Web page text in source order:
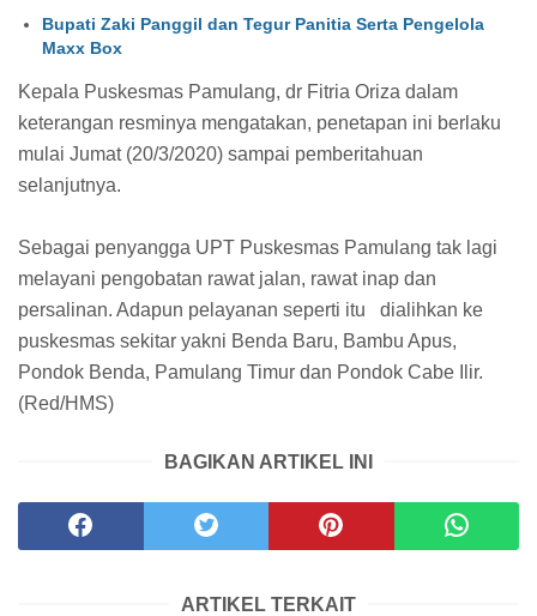
Bupati Zaki Panggil dan Tegur Panitia Serta Pengelola
Maxx Box
Kepala Puskesmas Pamulang, dr Fitria Oriza dalam
keterangan resminya mengatakan, penetapan ini berlaku
mulai Jumat (20/3/2020) sampai pemberitahuan
selanjutnya.
Sebagai penyangga UPT Puskesmas Pamulang tak lagi
melayani pengobatan rawat jalan, rawat inap dan
persalinan. Adapun pelayanan seperti itu dialihkan ke
puskesmas sekitar yakni Benda Baru, Bambu Apus,
Pondok Benda, Pamulang Timur dan Pondok Cabe Ilir.
(Red/HMS)
BAGIKAN ARTIKEL INI
ARTIKEL TERKAIT